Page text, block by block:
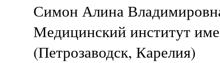
Симон Алина
Медицинский институт
(Петрозаводск, Карелия)